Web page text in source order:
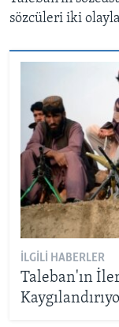
sözcüleri iki
İLGILI HABERLER
Taleban'ın